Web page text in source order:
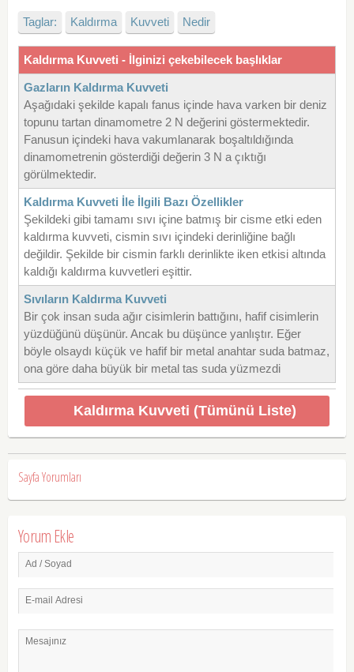
Taglar: Kaldırma Kuvveti Nedir
Kaldırma Kuvveti - İlginizi çekebilecek başlıklar
Gazların Kaldırma Kuvveti
Aşağıdaki şekilde kapalı fanus içinde hava varken bir deniz
topunu tartan dinamometre 2 N değerini göstermektedir.
Fanusun içindeki hava vakumlanarak boşaltıldığında
dinamometrenin gösterdiği değerin 3 N a çıktığı
görülmektedir.
Kaldırma Kuvveti İle İlgili Bazı Özellikler
Şekildeki gibi tamamı sıvı içine batmış bir cisme etki eden
kaldırma kuvveti, cismin sıvı içindeki derinliğine bağlı
değildir. Şekilde bir cismin farklı derinlikte iken etkisi altında
kaldığı kaldırma kuvvetleri eşittir.
Sıvıların Kaldırma Kuvveti
Bir çok insan suda ağır cisimlerin battığını, hafif cisimlerin
yüzdüğünü düşünür. Ancak bu düşünce yanlıştır. Eğer
böyle olsaydı küçük ve hafif bir metal anahtar suda batmaz,
ona göre daha büyük bir metal tas suda yüzmezdi
Kaldırma Kuvveti (Tümünü Liste)
Sayfa Yorumları
Yorum Ekle
Ad / Soyad
E-mail Adresi
Mesajınız